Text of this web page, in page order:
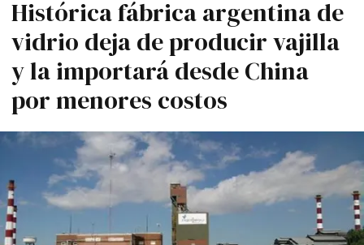
Histórica fábrica argentina de
vidrio deja de producir vajilla
y la importará desde China
por menores costos